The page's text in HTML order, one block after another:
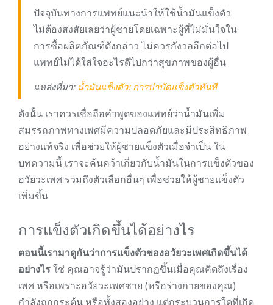
ปัจจุบันทางการแพทย์แนะนำให้ใช้น้ำมันแข็งตัว
ไม่ต้องสงสัยเลยว่าผู้ชายโดยเฉพาะผู้ที่ไม่มั่นใจใน
การซื้อผลิตภัณฑ์ดังกล่าว ไม่ควรกังวลอีกต่อไป
แพทย์ไม่ได้ใส่ใจอะไรดีไปกว่าสุขภาพของผู้อื่น
แหล่งที่มา: น้ำมันแข็งตัว: การบำบัดแข็งตัวทันที
ดังนั้น เราควรเชื่อถือคำพูดของแพทย์ว่าน้ำมันเพิ่ม
สมรรถภาพทางเพศมีความปลอดภัยและมีประสิทธิภาพ
อย่างแท้จริง เพื่อช่วยให้ผู้ชายแข็งตัวเมื่อจำเป็น ใน
บทความนี้ เราจะค้นคว้าเกี่ยวกับน้ำมันในการแข็งตัวของ
อวัยวะเพศ รวมถึงตัวเลือกอื่นๆ เพื่อช่วยให้ผู้ชายแข็งตัว
เพิ่มขึ้น
การแข็งตัวเกิดขึ้นได้อย่างไร
ตอนนี้เรามาดูกันว่าการแข็งตัวของอวัยวะเพศเกิดขึ้นได้
อย่างไรใช่ คุณอาจรู้ว่ามันปรากฏขึ้นเมื่อคุณคิดถึงเรื่อง
เพศ หรือเพราะอวัยวะเพศชาย (หรือร่างกายของคุณ)
กำลังถูกกระตุ้น หรือทั้งสองอย่าง แต่กระบวนการใดที่เกิด